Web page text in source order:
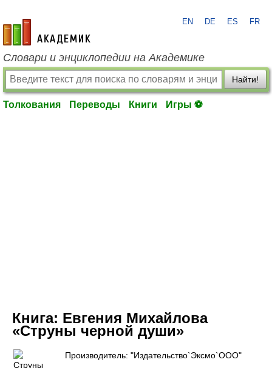
academic.ru
EN DE ES FR
Словари и энциклопедии на Академике
Найти!
Толкования Переводы Книги Игры ⚽
Книга: Евгения Михайлова
«Струны черной души»
Производитель: "Издательство`Эксмо`ООО"